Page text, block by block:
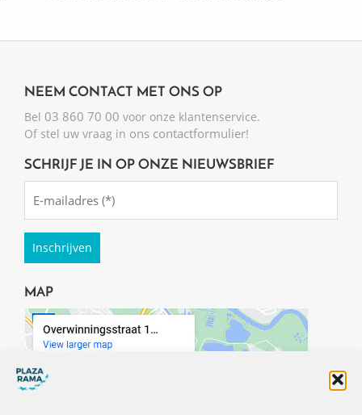
NEEM CONTACT MET ONS OP
Bel 03 860 70 00 voor onze klantenservice.
Of stel uw vraag in ons contactformulier!
SCHRIJF JE IN OP ONZE NIEUWSBRIEF
(Required)
MAP